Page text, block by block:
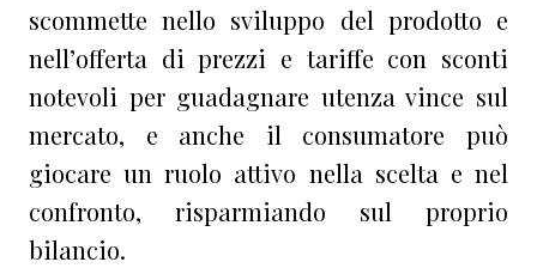
scommette nello sviluppo del prodotto e
nell’offerta di prezzi e tariffe con sconti
notevoli per guadagnare utenza vince sul
mercato, e anche il consumatore può
giocare un ruolo attivo nella scelta e nel
confronto, risparmiando sul proprio
bilancio.